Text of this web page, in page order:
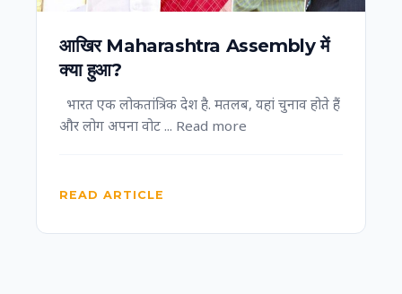
आखिर Maharashtra Assembly में
क्या हुआ?
भारत एक लोकतांत्रिक देश है. मतलब, यहां चुनाव होते हैं
और लोग अपना वोट ... Read more
READ ARTICLE